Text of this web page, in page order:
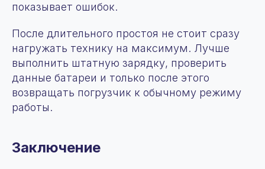
показывает ошибок.
После длительного простоя не стоит сразу
нагружать технику на максимум. Лучше
выполнить штатную зарядку, проверить
данные батареи и только после этого
возвращать погрузчик к обычному режиму
работы.
Заключение
О компании
+7 (963) 655-66-77
115280, г. Москва,
ул. Ленинская слобода,
д19, пом 55/1
Продукция
Услуги
Аренда
О нас
zakaz@fomos-eikto.ru